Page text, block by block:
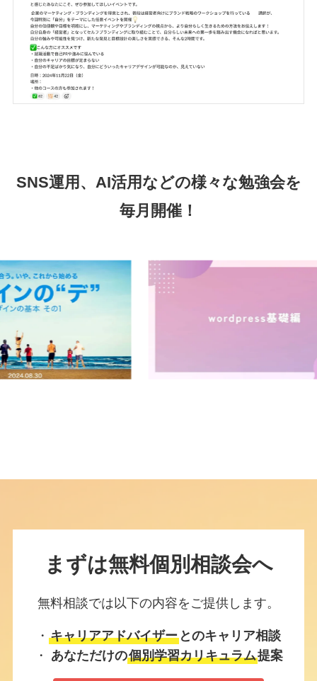
SNS運用、AI活用などの様々な勉強会を
毎月開催！
まずは無料個別相談会へ
無料相談では以下の内容をご提供します。
・ キャリアアドバイザー とのキャリア相談
・ あなただけの個別学習カリキュラム提案